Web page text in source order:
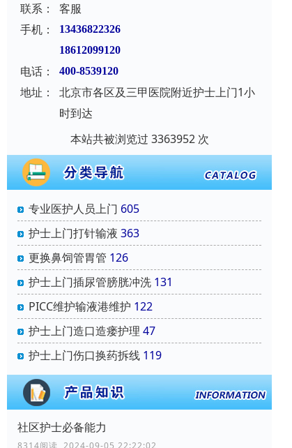
联系：
客服
手机：
13436822326
18612099120
电话： 400-8539120
地址：
北京市各区及三甲医院附近护士上门1小
时到达
本站共被浏览过 3363952 次
专业医护人员上门 605
护士上门打针输液 363
更换鼻饲管胃管 126
护士上门插尿管膀胱冲洗 131
PICC维护输液港维护 122
护士上门造口造瘘护理 47
护士上门伤口换药拆线 119
社区护士必备能力